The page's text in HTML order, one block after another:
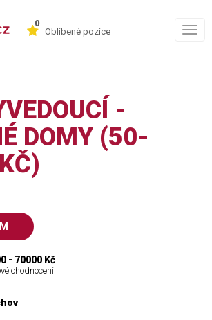
0
Oblíbené pozice
-
DOMY (50-
- 70000 Kč
ohodnocení